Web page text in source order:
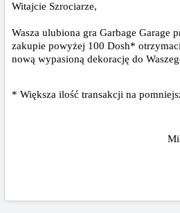
Witajcie Szrociarze,
Wasza ulubiona gra Garbage Garage
zakupie powyżej 100 Dosh*
nową wypasioną dekorację do
* Większa ilość transakcji na